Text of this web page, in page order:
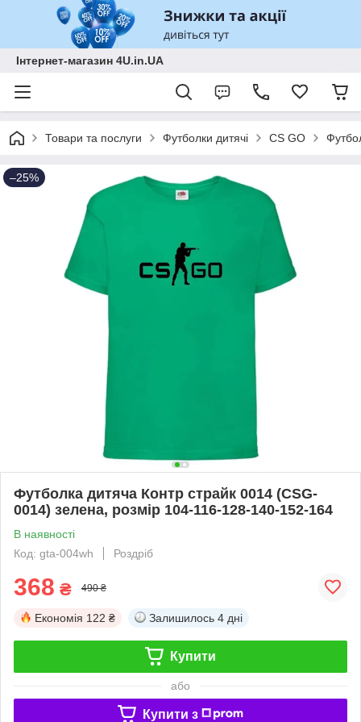
Інтернет-магазин 4U.in.UA
Товари та послуги Футболки дитячі CS GO
–25%
Футболка дитяча Контр страйк 0014 (CSG-
0014) зелена, розмір 104-116-128-140-152-164
В наявності
Код: gta-004wh
Роздріб
368 ₴ 490 ₴
Економія 122 ₴ Залишилось 4 дні
Купити
або
Купити з